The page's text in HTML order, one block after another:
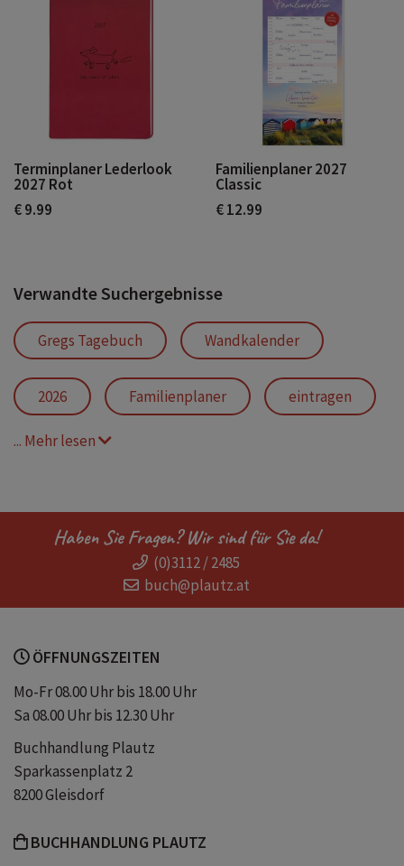
Terminplaner Lederlook
2027 Rot
€ 9.99
Familienplaner 2027
Classic
€ 12.99
Verwandte Suchergebnisse
Gregs Tagebuch Wandkalender
2026 Familienplaner eintragen
Termine
lustige Comics Spaß Jahr
zum Aufhängen
... Mehr lesen
Haben Sie Fragen? Wir sind für Sie da!
(0)3112 / 2485
buch@plautz.at
ÖFFNUNGSZEITEN
Mo-Fr 08.00 Uhr bis 18.00 Uhr
Sa 08.00 Uhr bis 12.30 Uhr
Buchhandlung Plautz
Sparkassenplatz 2
8200 Gleisdorf
BUCHHANDLUNG PLAUTZ